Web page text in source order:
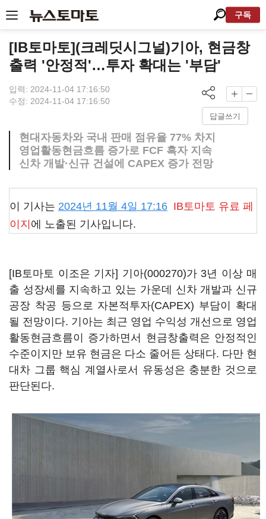
구독
[IB토마토](크레딧시그널)기아, 현금창
출력 '안정적'…투자 확대는 '부담'
입력: 2024-11-04 17:16:50
수정: 2024-11-04 17:16:50
답글쓰기
현대자동차와 국내 판매 점유율 77% 차지
영업활동현금흐름 증가로 FCF 흑자 지속
신차 개발·신규 건설에 CAPEX 증가 전망
이 기사는 2024년 11월 4일 17:16 IB토마토 유료 페
이지 에 노출된 기사입니다.
[IB토마토 이조은 기자] 기아(000270)가 3년 이상 매
출 성장세를 지속하고 있는 가운데 신차 개발과 신규
공장 착공 등으로 자본적투자(CAPEX) 부담이 확대
될 전망이다. 기아는 최근 영업 수익성 개선으로 영업
활동현금흐름이 증가하면서 현금창출력은 안정적인
수준이지만 보유 현금은 다소 줄어든 상태다. 다만 현
대차 그룹 핵심 계열사로서 유동성은 충분한 것으로
판단된다.